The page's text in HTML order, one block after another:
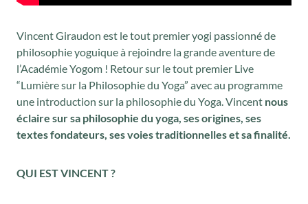
Vincent Giraudon est le tout premier yogi passionné de
philosophie yoguique à rejoindre la grande aventure de
l’Académie Yogom ! Retour sur le tout premier Live
“Lumière sur la Philosophie du Yoga” avec au programme
une introduction sur la philosophie du Yoga. Vincent nous
éclaire sur sa philosophie du yoga, ses origines, ses
textes fondateurs, ses voies traditionnelles et sa finalité.
QUI EST VINCENT ?